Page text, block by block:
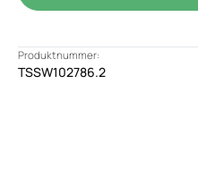
Produktnummer:
TSSW102786.2